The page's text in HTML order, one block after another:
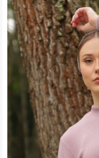
Kekinian